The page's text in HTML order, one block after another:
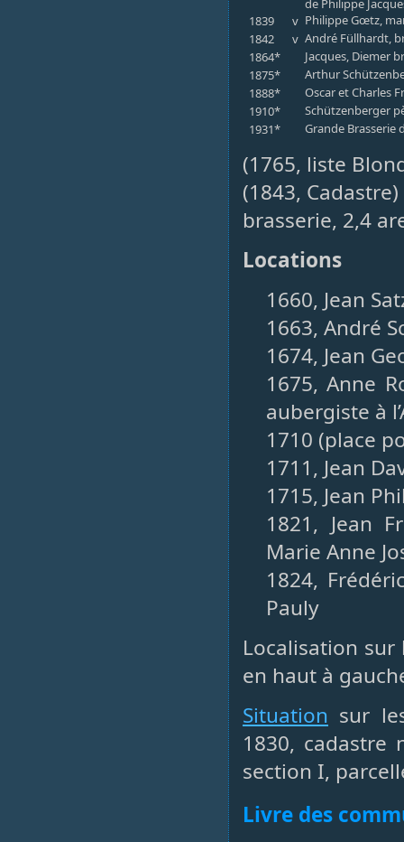
1839
v Philippe Gœtz,
1842
v André Füllhardt,
1864*
Jacques, Diemer
1875*
Arthur
1888*
Oscar et Charles
1910*
Schützenberger
1931*
Grande Brasserie
(1765, liste
(1843,
brasserie, 2,4
Locations
1660, Jean
1663, André
1674, Jean
1675, Anne
aubergiste à
1710 (place
1711, Jean
1715, Jean
1821, Jean
Marie Anne
1824,
Pauly
Localisation
en haut à
Situation sur
1830, cadastre
section I,
Livre des